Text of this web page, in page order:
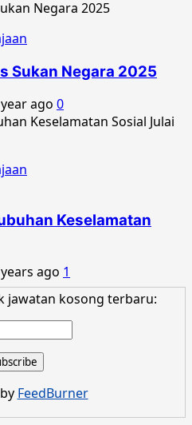
Sukan Negara 2025
ago 0
Keselamatan
ago 1
jawatan kosong terbaru:
FeedBurner